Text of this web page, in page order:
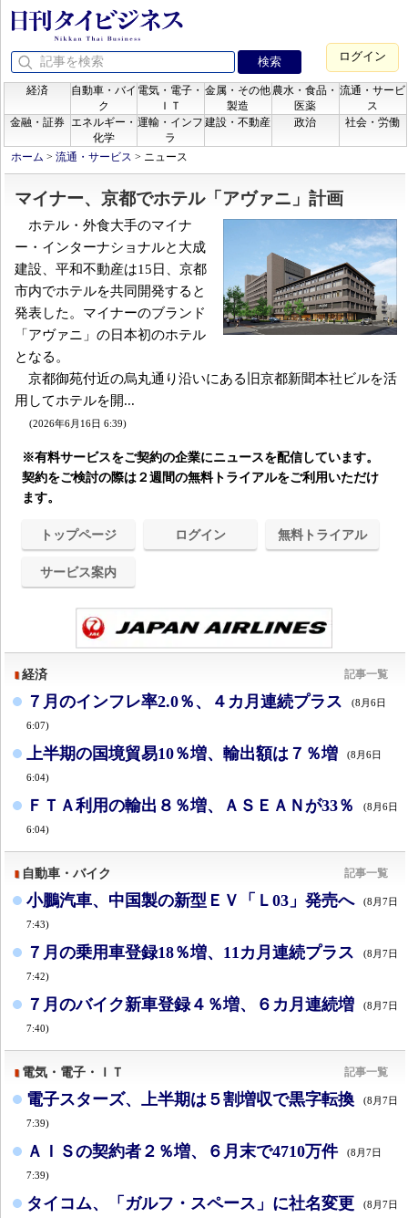
ログイン
経済
自動車・バイ
ク
電気・電子・
ＩＴ
金属・その他
製造
農水・食品・
医薬
流通・サービ
ス
金融・証券
エネルギー・
化学
運輸・インフ
ラ
建設・不動産 政治 社会・労働
ホーム > 流通・サービス > ニュース
マイナー、京都でホテル「アヴァニ」計画
ホテル・外食大手のマイナ
ー・インターナショナルと大成
建設、平和不動産は15日、京都
市内でホテルを共同開発すると
発表した。マイナーのブランド
「アヴァニ」の日本初のホテル
となる。
京都御苑付近の烏丸通り沿いにある旧京都新聞本社ビルを活
用してホテルを開...
(2026年6月16日 6:39)
※有料サービスをご契約の企業にニュースを配信しています。
契約をご検討の際は２週間の無料トライアルをご利用いただけ
ます。
トップページ ログイン 無料トライアル
サービス案内
経済 記事一覧
７月のインフレ率2.0％、４カ月連続プラス (8月6日
6:07)
上半期の国境貿易10％増、輸出額は７％増 (8月6日
6:04)
ＦＴＡ利用の輸出８％増、ＡＳＥＡＮが33％ (8月6日
6:04)
自動車・バイク 記事一覧
小鵬汽車、中国製の新型ＥＶ「Ｌ03」発売へ (8月7日
7:43)
７月の乗用車登録18％増、11カ月連続プラス (8月7日
7:42)
７月のバイク新車登録４％増、６カ月連続増 (8月7日
7:40)
電気・電子・ＩＴ 記事一覧
電子スターズ、上半期は５割増収で黒字転換 (8月7日
7:39)
ＡＩＳの契約者２％増、６月末で4710万件 (8月7日
7:39)
タイコム、「ガルフ・スペース」に社名変更 (8月7日